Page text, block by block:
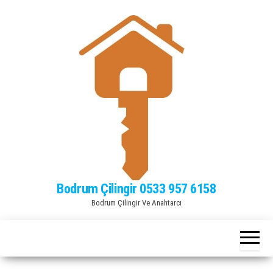
Bodrum Çilingir 0533 957 6158
Bodrum Çilingir Ve Anahtarcı